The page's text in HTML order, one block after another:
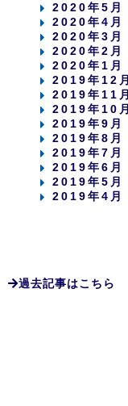
2020年5月
2020年4月
2020年3月
2020年2月
2020年1月
2019年12月
2019年11月
2019年10月
2019年9月
2019年8月
2019年7月
2019年6月
2019年5月
2019年4月
過去記事はこちら